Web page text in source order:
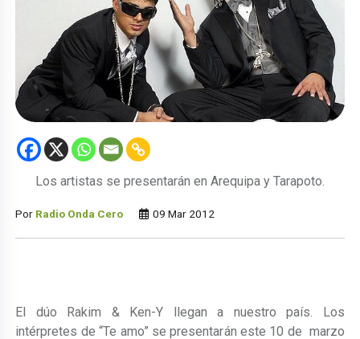
Los artistas se presentarán en Arequipa y Tarapoto.
Por Radio Onda Cero 09 Mar 2012
El dúo Rakim & Ken-Y llegan a nuestro país. Los
intérpretes de “Te amo” se presentarán este 10 de marzo